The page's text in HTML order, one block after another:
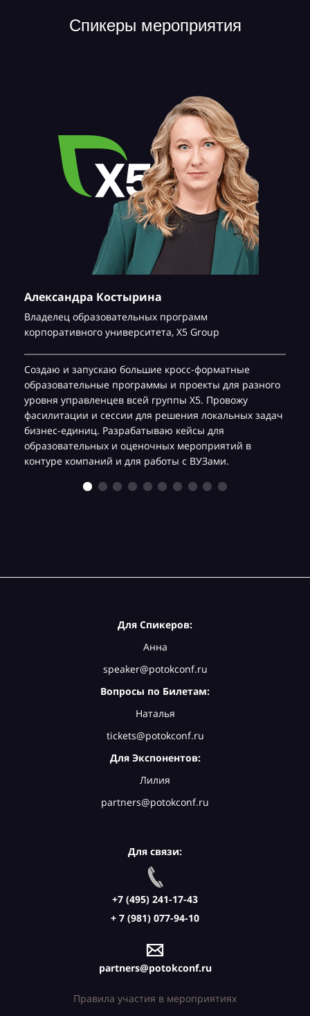
Спикеры мероприятия
Александра Костырина
Владелец образовательных программ
корпоративного университета, Х5 Group
Создаю и запускаю большие кросс-форматные
образовательные программы и проекты для разного
уровня управленцев всей группы Х5. Провожу
фасилитации и сессии для решения локальных задач
бизнес-единиц. Разрабатываю кейсы для
образовательных и оценочных мероприятий в
контуре компаний и для работы с ВУЗами.
Для Спикеров:
Анна
speaker@potokconf.ru
Вопросы по Билетам:
Наталья
tickets@potokconf.ru
Для Экспонентов:
Лилия
partners@potokconf.ru
Для связи:
+7 (495) 241-17-43
+ 7 (981) 077-94-10
partners@potokconf.ru
Правила участия в мероприятиях